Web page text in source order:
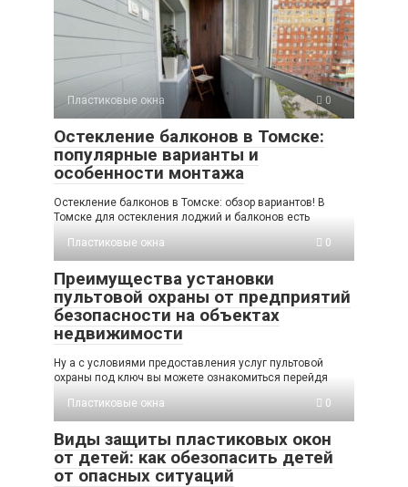
Пластиковые окна 0
Остекление балконов в Томске:
популярные варианты и
особенности монтажа
Остекление балконов в Томске: обзор вариантов! В
Томске для остекления лоджий и балконов есть
Пластиковые окна
0
Преимущества установки
пультовой охраны от предприятий
безопасности на объектах
недвижимости
Ну а с условиями предоставления услуг пультовой
охраны под ключ вы можете ознакомиться перейдя
Пластиковые окна
0
Виды защиты пластиковых окон
от детей: как обезопасить детей
от опасных ситуаций